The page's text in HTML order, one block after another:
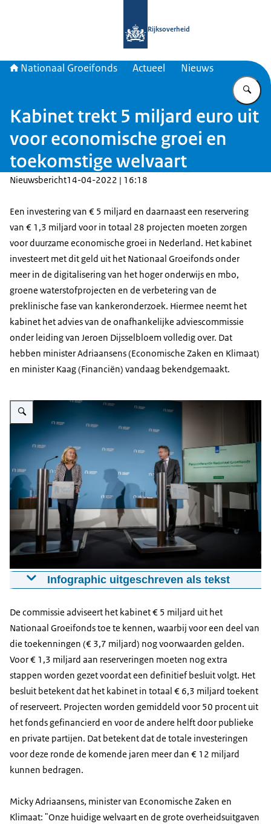
Rijksoverheid
Nationaal Groeifonds Actueel Nieuws
Kabinet trekt 5 miljard euro uit
voor economische groei en
toekomstige welvaart
Nieuwsbericht14-04-2022 | 16:18
Een investering van € 5 miljard en daarnaast een reservering
van € 1,3 miljard voor in totaal 28 projecten moeten zorgen
voor duurzame economische groei in Nederland. Het kabinet
investeert met dit geld uit het Nationaal Groeifonds onder
meer in de digitalisering van het hoger onderwijs en mbo,
groene waterstofprojecten en de verbetering van de
preklinische fase van kankeronderzoek. Hiermee neemt het
kabinet het advies van de onafhankelijke adviescommissie
onder leiding van Jeroen Dijsselbloem volledig over. Dat
hebben minister Adriaansens (Economische Zaken en Klimaat)
en minister Kaag (Financiën) vandaag bekendgemaakt.
Vergroot afbeelding Afbeelding Persconferentie Nationaal Groeifonds 14
Infographic uitgeschreven als tekst
en Klimaat en Jeroen Dijsselbloem, voorzitter
adviescommissie maken het advies bekend over de
projecten voor de 2eronde van het Nationaal
Groeifonds.
De commissie adviseert het kabinet € 5 miljard uit het
Nationaal Groeifonds toe te kennen, waarbij voor een deel van
die toekenningen (€ 3,7 miljard) nog voorwaarden gelden.
Voor € 1,3 miljard aan reserveringen moeten nog extra
stappen worden gezet voordat een definitief besluit volgt. Het
besluit betekent dat het kabinet in totaal € 6,3 miljard toekent
of reserveert. Projecten worden gemiddeld voor 50 procent uit
het fonds gefinancierd en voor de andere helft door publieke
en private partijen. Dat betekent dat de totale investeringen
voor deze ronde de komende jaren meer dan € 12 miljard
kunnen bedragen.
Micky Adriaansens, minister van Economische Zaken en
Klimaat: "Onze huidige welvaart en de grote overheidsuitgaven